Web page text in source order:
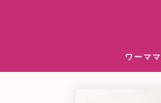
ワーママ